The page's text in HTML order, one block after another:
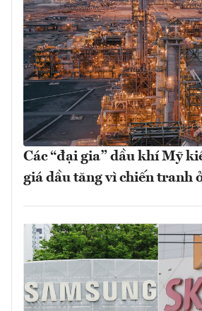
Các “đại gia” dầu khí Mỹ
giá dầu tăng vì chiến tranh